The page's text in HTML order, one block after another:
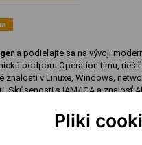
a podieľajte sa na vývoji
podporu Operation tímu,
znalosti v Linuxe, Windows,
Skúsenosti s IAM/IGA a znalosť
riešenia založeného na
potreby
Pliki